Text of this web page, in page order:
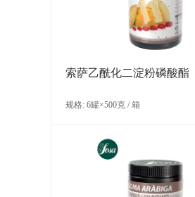
索萨乙酰化二淀粉磷酸酯
规格: 6罐×500克 / 箱